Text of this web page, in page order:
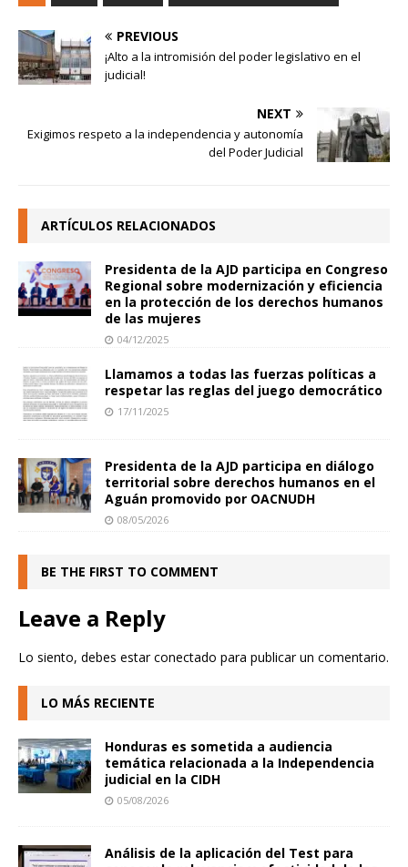
PREVIOUS
¡Alto a la intromisión del poder legislativo en el
judicial!
NEXT
Exigimos respeto a la independencia y autonomía
del Poder Judicial
ARTÍCULOS RELACIONADOS
Presidenta de la AJD participa en Congreso
Regional sobre modernización y eficiencia
en la protección de los derechos humanos
de las mujeres
04/12/2025
Llamamos a todas las fuerzas políticas a
respetar las reglas del juego democrático
17/11/2025
Presidenta de la AJD participa en diálogo
territorial sobre derechos humanos en el
Aguán promovido por OACNUDH
08/05/2026
BE THE FIRST TO COMMENT
Leave a Reply
Lo siento, debes estarconectado para publicar un comentario.
LO MÁS RECIENTE
Honduras es sometida a audiencia
temática relacionada a la Independencia
judicial en la CIDH
05/08/2026
Análisis de la aplicación del Test para